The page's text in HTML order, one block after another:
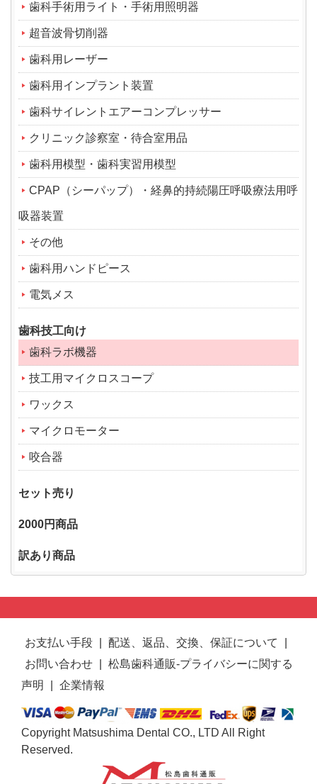
歯科手術用ライト・手術用照明器
超音波骨切削器
歯科用レーザー
歯科用インプラント装置
歯科サイレントエアーコンプレッサー
クリニック診察室・待合室用品
歯科用模型・歯科実習用模型
CPAP（シーパップ）・経鼻的持続陽圧呼吸療法用呼
吸器装置
その他
歯科用ハンドピース
電気メス
歯科技工向け
歯科ラボ機器
技工用マイクロスコープ
ワックス
マイクロモーター
咬合器
セット売り
2000円商品
訳あり商品
お支払い手段 配送、返品、交換、保証について
お問い合わせ
松島歯科通販-プライバシーに関する
声明
企業情報
Copyright Matsushima Dental CO., LTD All Right
Reserved.